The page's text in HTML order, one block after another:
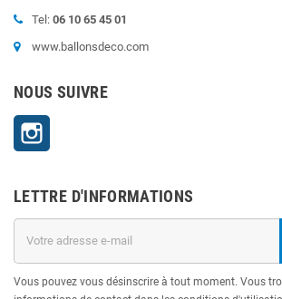
Tel: 06 10 65 45 01
www.ballonsdeco.com
NOUS SUIVRE
LETTRE D'INFORMATIONS
Vous pouvez vous désinscrire à tout moment. Vous